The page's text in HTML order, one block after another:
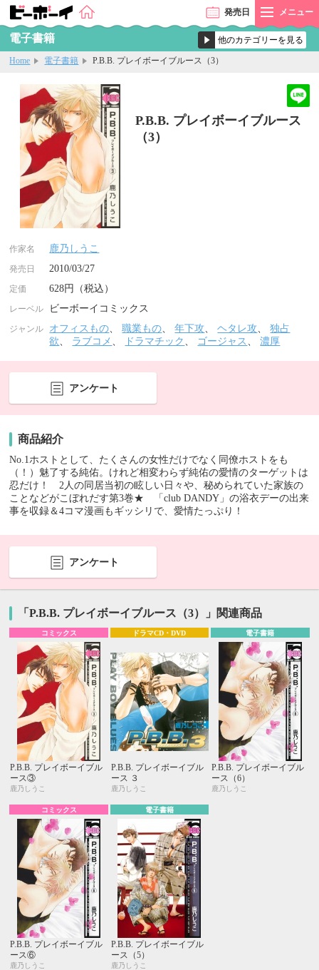
発売日 メニュー
電子書籍
Home 電子書籍 P.B.B. プレイボーイブルース（3）
P.B.B. プレイボーイブルース
（3）
作家名 鹿乃しうこ
発売日 2010/03/27
定価 628円（税込）
レーベル ビーボーイコミックス
ジャンル オフィスもの、職業もの、年下攻、ヘタレ攻、独占
欲、 ラブコメ 、 ドラマチック 、 ゴージャス 、濃厚
アンケート
商品紹介
No.1ホストとして、たくさんの女性だけでなく同僚ホストをも
（！）魅了する純佑。けれど相変わらず純佑の愛情のターゲットは
忍だけ！ 2人の同居当初の眩しい日々や、秘められていた家族の
ことなどがこぼれだす第3巻★ 「club DANDY」の浴衣デーの出来
事を収録＆4コマ漫画もギッシリで、愛情たっぷり！
アンケート
「P.B.B. プレイボーイブルース（3）」関連商品
コミックス
P.B.B. プレイボーイブル
ース③
鹿乃しうこ
ドラマCD・DVD
P.B.B. プレイボーイブル
ース ３
鹿乃しうこ
電子書籍
P.B.B. プレイボーイブル
ース（6）
鹿乃しうこ
コミックス
P.B.B. プレイボーイブル
ース⑥
鹿乃しうこ
電子書籍
P.B.B. プレイボーイブル
ース（5）
鹿乃しうこ